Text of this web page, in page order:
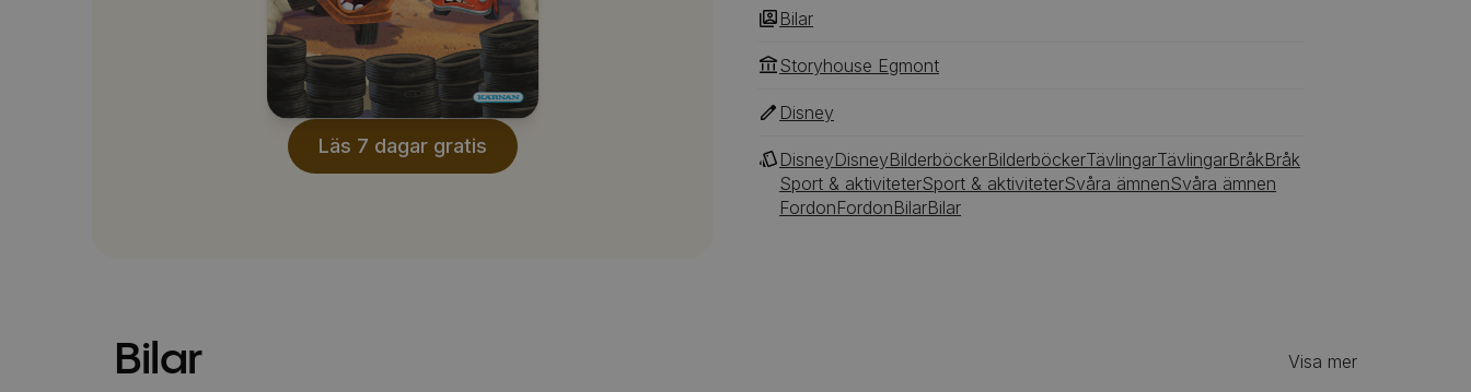
Läs 7 dagar gratis
Bilar
Storyhouse Egmont
Disney
DisneyDisneyBilderböckerBilderböckerTävlingarTävlingarBråkBråk
Sport & aktiviteterSport & aktiviteterSvåra ämnenSvåra ämnen
FordonFordonBilarBilar
Bilar Visa mer